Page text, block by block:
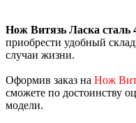
Нож Витязь Ласка сталь
приобрести удобный
случаи жизни.
Оформив заказ на Нож
сможете по достоинству
модели.